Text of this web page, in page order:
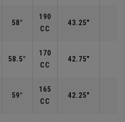
58°
190
CC
43.25"
58.5°
170
CC
42.75"
59°
165
CC
42.25"